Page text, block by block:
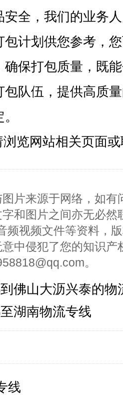
安全，我们的业务
包计划供您参考，
确保打包质量，既
包队伍，提供高质
浏览网站相关页
片来源于网络，如有
和图片之间亦无必
频视频文件等资料，
中侵犯了您的知识
。
佛山大沥兴泰的物
湖南物流专线
线